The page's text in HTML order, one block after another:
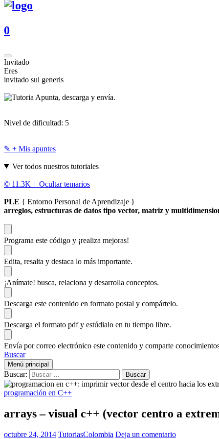
0
Invitado
Eres
invitado sui generis
Apunta, descarga y envía.
Nivel de dificultad: 5
✎ + Mis apuntes
Ver todos nuestros tutoriales
© 11.3K + Ocultar temarios
PLE { Entorno Personal de Aprendizaje }
arreglos, estructuras de datos tipo vector, matriz y
Programa este código y ¡realiza mejoras!
Edita, resalta y destaca lo más importante.
¡Anímate! busca, relaciona y desarrolla conceptos.
Descarga este contenido en formato postal y compártelo.
Descarga el formato pdf y estúdialo en tu tiempo libre.
Envía por correo electrónico este contenido y comparte
Buscar
Menú principal
Buscar:
programación en C++
arrays – visual c++ (vector centro a
octubre 24, 2014 TutoriasColombia Deja un comentario